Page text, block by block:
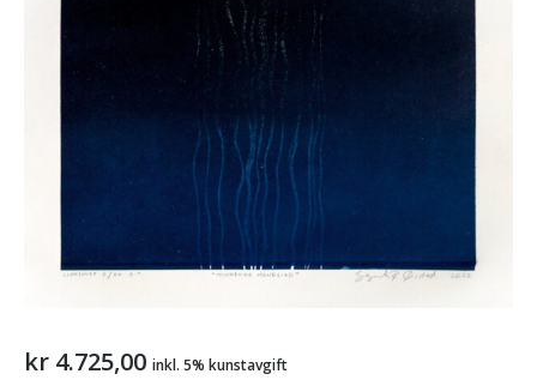
kr 4.725,00 inkl. 5% kunstavgift